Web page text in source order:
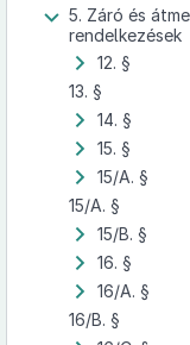
5. Záró és
rendelkezések
12. §
13. §
14. §
15. §
15/A. §
15/A. §
15/B. §
16. §
16/A. §
16/B. §